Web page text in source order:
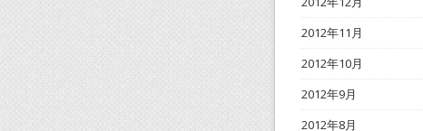
2012年11月
2012年10月
2012年9月
2012年8月